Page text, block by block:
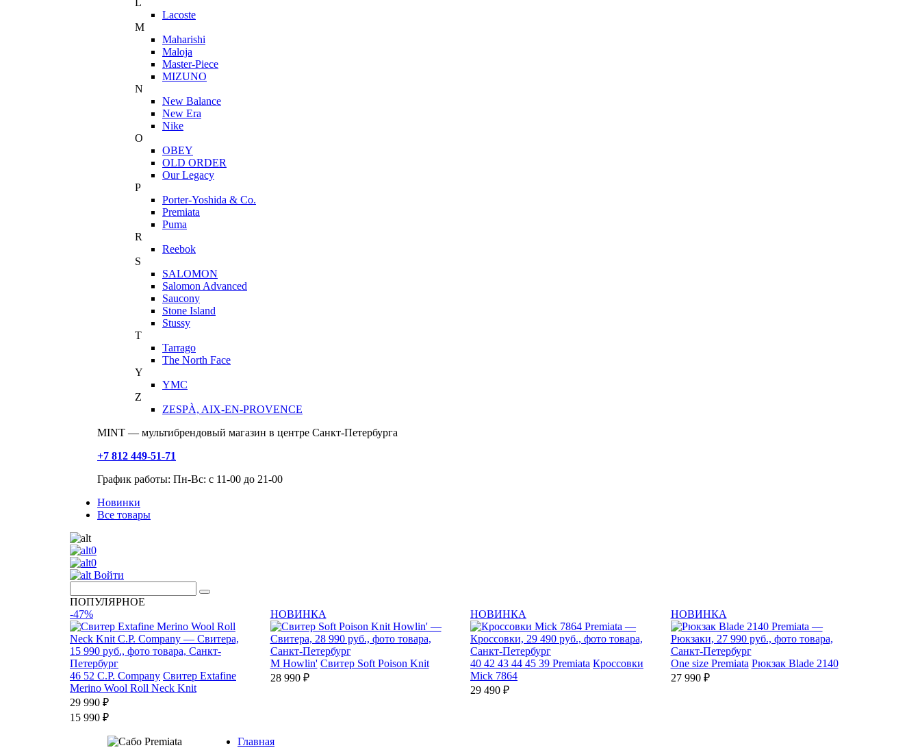
L
Lacoste
M
Maharishi
Maloja
Master-Piece
MIZUNO
N
New Balance
New Era
Nike
O
OBEY
OLD ORDER
Our Legacy
P
Porter-Yoshida & Co.
Premiata
Puma
R
Reebok
S
SALOMON
Salomon Advanced
Saucony
Stone Island
Stussy
T
Tarrago
The North Face
Y
YMC
Z
ZESPÀ, AIX-EN-PROVENCE
MINT — мультибрендовый магазин в центре Санкт-Петербурга
+7 812 449-51-71
График работы: Пн-Вс: с 11-00 до 21-00
Новинки
Все товары
0
0
Войти
ПОПУЛЯРНОЕ
-47%
46 52 C.P. Company Свитер Extafine
Merino Wool Roll Neck Knit
29 990 ₽
15 990 ₽
НОВИНКА
M Howlin' Свитер Soft Poison Knit
28 990 ₽
НОВИНКА
40 42 43 44 45 39 Premiata Кроссовки
Mick 7864
29 490 ₽
НОВИНКА
One size Premiata Рюкзак Blade 2140
27 990 ₽
Главная